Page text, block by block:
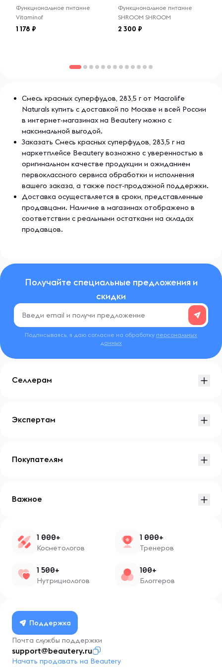
MacroMan® - это макрофаг, специализированная клетка,
которая защищает вашу иммунную систему.
нецитрусовым соком, смузи или белковым коктейлем. Для
улучшения вкуса возьмите 235 мл фильтрованной воды и
добавьте немного яблочного сока.
Ингредиенты
Натуральные ароматизаторы.
Без наполнителей, испытаний на животных или сахара. С
низким гликемическим индексом. Без искусственных
красителей, консервантов или ингредиентов.
Хранить в сухом прохладном месте.
Продается по весу, возможна некоторая усадка
дозировку. Меры предосторожности:
месте. Избегайте приема при
Мужчины
Женщины
Функциональное питание
Vitaminof
1 178
Функциональное питание
SHROOM SHROOM
2 300
Смесь красных суперфудов, 283,5 г от Macrolife
Naturals купить с доставкой по Москве и всей России
в интернет-магазинах на Beautery можно с
максимальной выгодой.
Заказать Смесь красных суперфудов, 283,5 г на
маркетплейсе Beautery возможно с уверенностью в
оригинальном качестве продукции и ожиданием
первоклассного сервиса обработки и исполнения
вашего заказа, а также пост-продажной поддержки.
Доставка осуществляется в сроки, представленные
продавцами. Наличие в магазинах отображено в
соответствии с реальными остатками на складах
продавцов.
Получайте специальные предложения и
скидки
Подписываясь, я даю согласие на обработку персональных
данных
Селлерам
Экспертам
Покупателям
Важное
1 000+
Косметологов
1 000+
Тренеров
1 500+
Нутрициологов
100+
Блоггеров
Поддержка
Почта службы поддержки
support@beautery.ru
Начать продавать на Beautery